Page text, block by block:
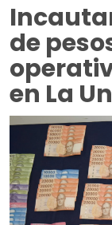
de
en La